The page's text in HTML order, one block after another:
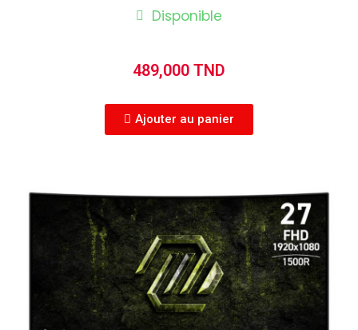
Disponible
489,000 TND
Ajouter au panier